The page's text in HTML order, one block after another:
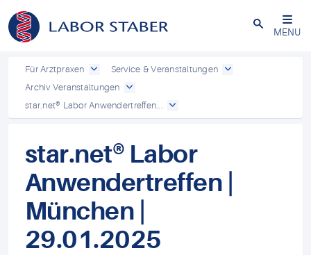
Schließen
MENU
Für Arztpraxen
Service & Veranstaltungen
Archiv Veranstaltungen
star.net® Labor Anwendertreffen...
star.net® Labor
Anwendertreffen |
München |
29.01.2025